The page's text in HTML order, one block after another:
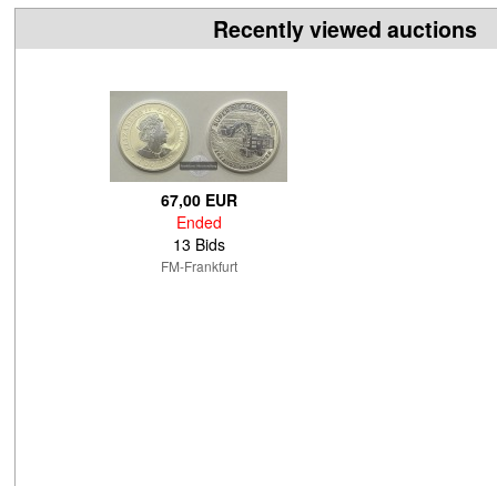
Recently viewed auctions
67,00 EUR
Ended
13 Bids
FM-Frankfurt